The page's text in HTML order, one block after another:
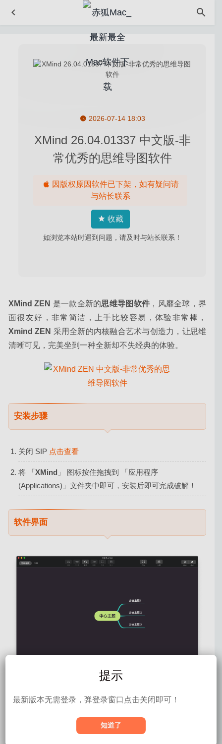
2026-07-14 18:03
XMind 26.04.01337 中文版-非
常优秀的思维导图软件
因版权原因软件已下架，如有疑问请
与站长联系
收藏
如浏览本站时遇到问题，请及时与站长联系！
XMind ZEN 是一款全新的思维导图软件 ，风靡全球，界
面很友好，非常简洁，上手比较容易，体验非常棒，
Xmind ZEN 采用全新的内核融合艺术与创造力，让思维
清晰可见，完美坐到一种全新却不失经典的体验。
安装步骤
关闭 SIP 点击查看
将 「XMind 」 图标按住拖拽到 「应用程序
(Applications)」文件夹中即可，安装后即可完成破解！
软件界面
声明：本站资源来自互联网，仅用于学习和研究使用，版权归
Glyphs 2.6.5 (1306) for Mac中文版-字体设计编辑工具
Cisdem Video Converter 6.2.0 – 优秀的视频格式转换工
Hydra 4.3.1 – 优秀的HDR照片编辑工具
ZOC Terminal 7.25.7 – Telnet/SSH远程连接管理工具
提示
最新版本无需登录，弹登录窗口点击关闭即可！
知道了